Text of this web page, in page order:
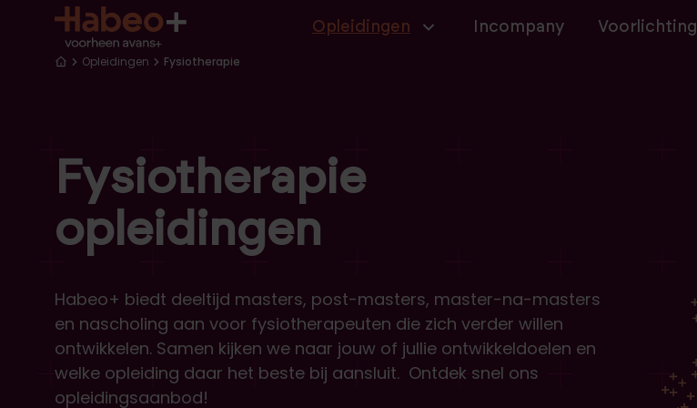
Overslaan en naar de inhoud gaan Hoofdnavigatie
Opleidingen Incompany Voorlichting
Kruimelpad
Opleidingen Fysiotherapie
Fysiotherapie
opleidingen
Habeo+ biedt deeltijd masters, post-masters, master-na-masters
en nascholing aan voor fysiotherapeuten die zich verder willen
ontwikkelen. Samen kijken we naar jouw of jullie ontwikkeldoelen en
welke opleiding daar het beste bij aansluit. Ontdek snel ons
opleidingsaanbod!